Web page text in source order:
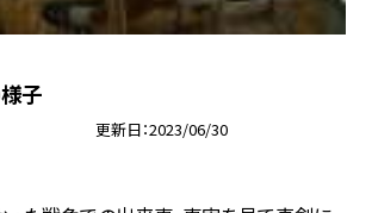
子
更新日 2023/06/30